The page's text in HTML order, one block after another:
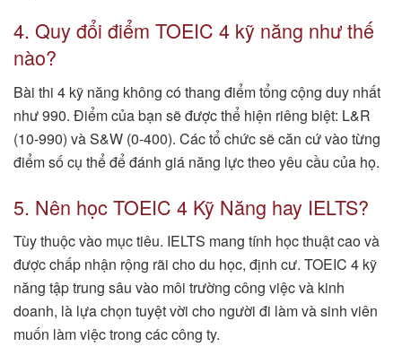
4. Quy đổi điểm TOEIC 4 kỹ năng như thế
nào?
Bài thi 4 kỹ năng không có thang điểm tổng cộng duy nhất
như 990. Điểm của bạn sẽ được thể hiện riêng biệt: L&R
(10-990) và S&W (0-400). Các tổ chức sẽ căn cứ vào từng
điểm số cụ thể để đánh giá năng lực theo yêu cầu của họ.
5. Nên học TOEIC 4 Kỹ Năng hay IELTS?
Tùy thuộc vào mục tiêu. IELTS mang tính học thuật cao và
được chấp nhận rộng rãi cho du học, định cư. TOEIC 4 kỹ
năng tập trung sâu vào môi trường công việc và kinh
doanh, là lựa chọn tuyệt vời cho người đi làm và sinh viên
muốn làm việc trong các công ty.